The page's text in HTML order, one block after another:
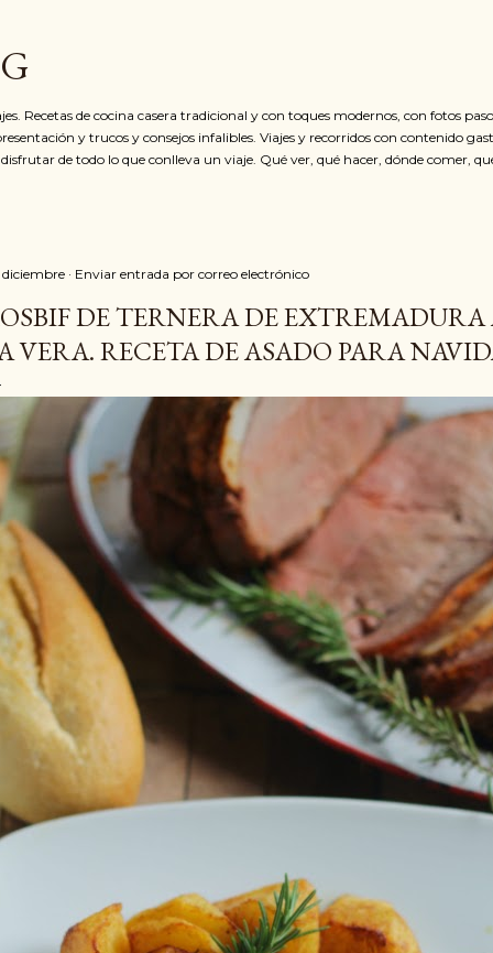
Recetas de cocina casera tradicional y con toques modernos, con fotos
y trucos y consejos infalibles. Viajes y recorridos con contenido
de todo lo que conlleva un viaje. Qué ver, qué hacer, dónde comer,
Enviar entrada por correo electrónico
DE TERNERA DE
VERA. RECETA DE ASADO PARA